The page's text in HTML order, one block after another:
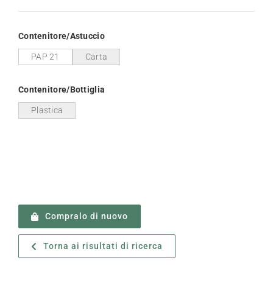
Contenitore/Astuccio
PAP 21 Carta
Contenitore/Bottiglia
Plastica
Compralo di nuovo
Torna ai risultati di ricerca